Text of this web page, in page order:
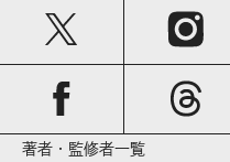
著者・監修者一覧